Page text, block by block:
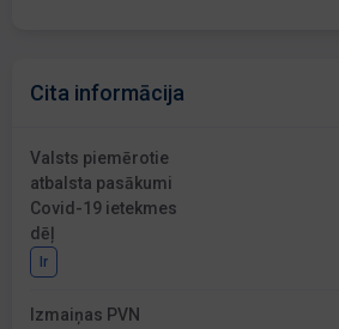
Cita informācija
Valsts piemērotie
atbalsta pasākumi
Covid-19 ietekmes
dēļ
Ir
Izmaiņas PVN